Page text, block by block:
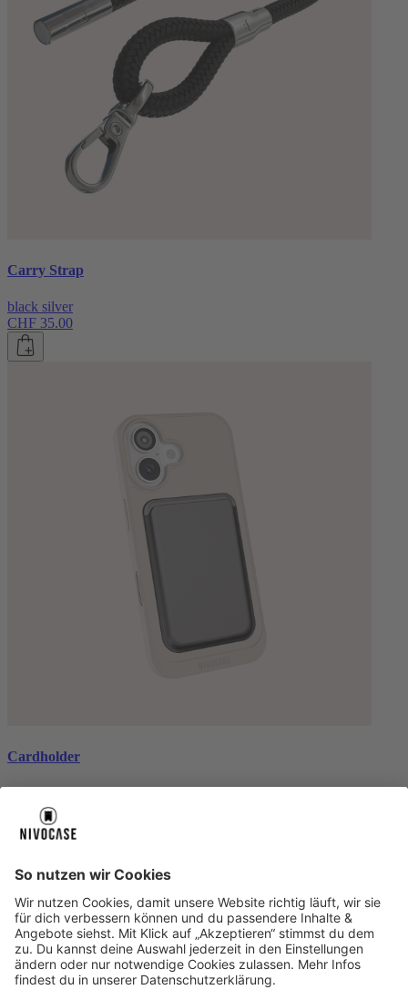
Carry Strap
black silver
CHF 35.00
Cardholder
black
CHF 26.99
Über uns Über uns
About NIVOCASE NIVOCASE Test Lab Schreib uns
Sicher bezahlen
Sicher bezahlen